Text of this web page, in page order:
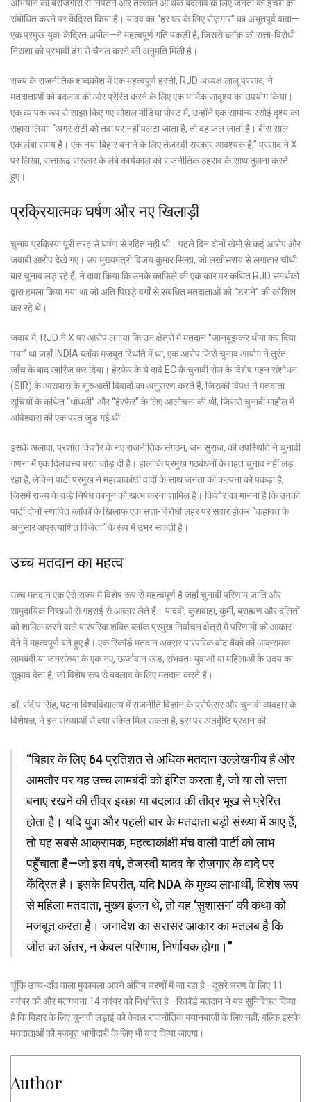
अभियान को बेरोजगारी से निपटने और तत्काल आर्थिक बदलाव के लिए जनता की इच्छा को
संबोधित करने पर केंद्रित किया है। यादव का “हर घर के लिए रोज़गार” का अभूतपूर्व वादा—
एक प्रमुख युवा-केंद्रित अपील—ने महत्वपूर्ण गति पकड़ी है, जिससे ब्लॉक को सत्ता-विरोधी
निराशा को प्रभावी ढंग से चैनल करने की अनुमति मिली है।
राज्य के राजनीतिक शब्दकोश में एक महत्वपूर्ण हस्ती, RJD अध्यक्ष लालू प्रसाद, ने
मतदाताओं को बदलाव की ओर प्रेरित करने के लिए एक मार्मिक सादृश्य का उपयोग किया।
एक व्यापक रूप से साझा किए गए सोशल मीडिया पोस्ट में, उन्होंने एक सामान्य रसोई दृश्य का
सहारा लिया: “अगर रोटी को तवा पर नहीं पलटा जाता है, तो वह जल जाती है। बीस साल
एक लंबा समय है। एक नया बिहार बनाने के लिए तेजस्वी सरकार आवश्यक है,” प्रसाद ने X
पर लिखा, सत्तारूढ़ सरकार के लंबे कार्यकाल को राजनीतिक ठहराव के साथ तुलना करते
हुए।
प्रक्रियात्मक घर्षण और नए खिलाड़ी
चुनाव प्रक्रिया पूरी तरह से घर्षण से रहित नहीं थी। पहले दिन दोनों खेमों से कई आरोप और
जवाबी आरोप देखे गए। उप मुख्यमंत्री विजय कुमार सिन्हा, जो लखीसराय से लगातार चौथी
बार चुनाव लड़ रहे हैं, ने दावा किया कि उनके काफिले की एक कार पर कथित RJD समर्थकों
द्वारा हमला किया गया था जो अति पिछड़े वर्गों से संबंधित मतदाताओं को “डराने” की कोशिश
कर रहे थे।
जवाब में, RJD ने X पर आरोप लगाया कि उन क्षेत्रों में मतदान “जानबूझकर धीमा कर दिया
गया” था जहाँ INDIA ब्लॉक मजबूत स्थिति में था, एक आरोप जिसे चुनाव आयोग ने तुरंत
जाँच के बाद खारिज कर दिया। हेरफेर के ये दावे EC के चुनावी रोल के विशेष गहन संशोधन
(SIR) के आसपास के शुरुआती विवादों का अनुसरण करते हैं, जिसकी विपक्ष ने मतदाता
सूचियों के कथित “धांधली” और “हेरफेर” के लिए आलोचना की थी, जिससे चुनावी माहौल में
अविश्वास की एक परत जुड़ गई थी।
इसके अलावा, प्रशांत किशोर के नए राजनीतिक संगठन, जन सुराज, की उपस्थिति ने चुनावी
गणना में एक दिलचस्प परत जोड़ दी है। हालांकि प्रमुख गठबंधनों के तहत चुनाव नहीं लड़
रहा है, लेकिन पार्टी प्रमुख ने महत्वाकांक्षी वादों के साथ जनता की कल्पना को पकड़ा है,
जिसमें राज्य के कड़े निषेध कानून को खत्म करना शामिल है। किशोर का मानना ​​है कि उनकी
पार्टी दोनों स्थापित ब्लॉकों के खिलाफ एक सत्ता-विरोधी लहर पर सवार होकर “कहावत के
अनुसार अप्रत्याशित विजेता” के रूप में उभर सकती है।
उच्च मतदान का महत्व
उच्च मतदान एक ऐसे राज्य में विशेष रूप से महत्वपूर्ण है जहाँ चुनावी परिणाम जाति और
सामुदायिक निष्ठाओं से गहराई से आकार लेते हैं। यादवों, कुशवाहा, कुर्मी, ब्राह्मण और दलितों
को शामिल करने वाले पारंपरिक शक्ति ब्लॉक प्रमुख निर्वाचन क्षेत्रों में परिणामों को आकार
देने में महत्वपूर्ण बने हुए हैं। एक रिकॉर्ड मतदान अक्सर पारंपरिक वोट बैंकों की आक्रामक
लामबंदी या जनसंख्या के एक नए, ऊर्जावान खंड, संभवतः युवाओं या महिलाओं के उदय का
सुझाव देता है, जो विशेष रूप से बदलाव के लिए मतदान करते हैं।
डॉ. संदीप सिंह, पटना विश्वविद्यालय में राजनीति विज्ञान के प्रोफेसर और चुनावी व्यवहार के
विशेषज्ञ, ने इन संख्याओं से क्या संकेत मिल सकता है, इस पर अंतर्दृष्टि प्रदान की:
“बिहार के लिए 64 प्रतिशत से अधिक मतदान उल्लेखनीय है और
आमतौर पर यह उच्च लामबंदी को इंगित करता है, जो या तो सत्ता
बनाए रखने की तीव्र इच्छा या बदलाव की तीव्र भूख से प्रेरित
होता है। यदि युवा और पहली बार के मतदाता बड़ी संख्या में आए हैं,
तो यह सबसे आक्रामक, महत्वाकांक्षी मंच वाली पार्टी को लाभ
पहुँचाता है—जो इस वर्ष, तेजस्वी यादव के रोज़गार के वादे पर
केंद्रित है। इसके विपरीत, यदि NDA के मुख्य लाभार्थी, विशेष रूप
से महिला मतदाता, मुख्य इंजन थे, तो यह ‘सुशासन’ की कथा को
मजबूत करता है। जनादेश का सरासर आकार का मतलब है कि
जीत का अंतर, न केवल परिणाम, निर्णायक होगा।”
चूंकि उच्च-दाँव वाला मुकाबला अपने अंतिम चरणों में जा रहा है—दूसरे चरण के लिए 11
नवंबर को और मतगणना 14 नवंबर को निर्धारित है—रिकॉर्ड मतदान ने यह सुनिश्चित किया
है कि बिहार के लिए चुनावी लड़ाई को केवल राजनीतिक बयानबाजी के लिए नहीं, बल्कि इसके
मतदाताओं की मजबूत भागीदारी के लिए भी याद किया जाएगा।
Author